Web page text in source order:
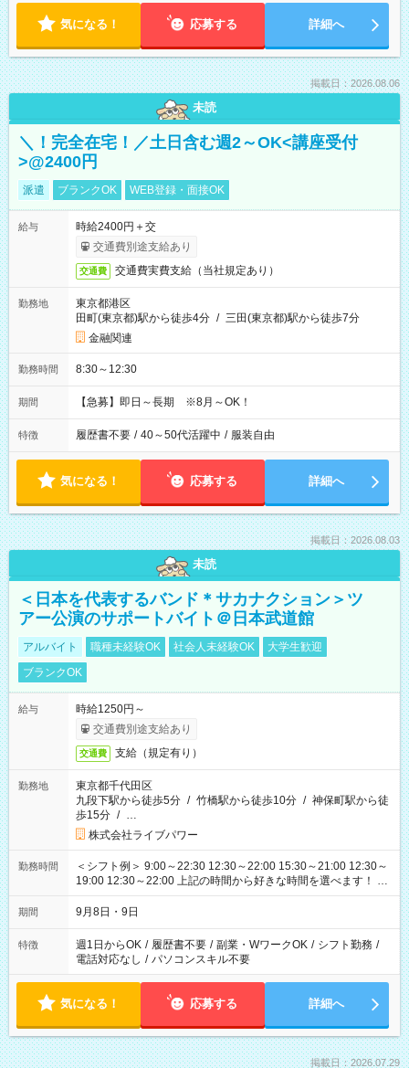
気になる！ 応募する 詳細へ
掲載日：2026.08.06
未読
＼！完全在宅！／土日含む週2～OK<講座受付
>@2400円
派遣 ブランクOK WEB登録・面接OK
給与
時給2400円＋交
交通費別途支給あり
交通費 交通費実費支給（当社規定あり）
勤務地
東京都港区
田町(東京都)駅から徒歩4分 / 三田(東京都)駅から徒歩7分
金融関連
勤務時間 8:30～12:30
期間 【急募】即日～長期 ※8月～OK！
特徴 履歴書不要 / 40～50代活躍中 / 服装自由
気になる！ 応募する 詳細へ
掲載日：2026.08.03
未読
＜日本を代表するバンド＊サカナクション＞ツ
アー公演のサポートバイト＠日本武道館
アルバイト 職種未経験OK 社会人未経験OK
大学生歓迎
ブランクOK
給与
時給1250円～
交通費別途支給あり
交通費 支給（規定有り）
勤務地
東京都千代田区
九段下駅から徒歩5分 / 竹橋駅から徒歩10分 / 神保町駅から徒
歩15分 / …
株式会社ライブパワー
勤務時間
＜シフト例＞ 9:00～22:30 12:30～22:00 15:30～21:00 12:30～
19:00 12:30～22:00 上記の時間から好きな時間を選べます！ ※
時間は変更となる可能性があります
期間 9月8日・9日
特徴 週1日からOK / 履歴書不要 / 副業・WワークOK / シフト勤務 /
電話対応なし / パソコンスキル不要
気になる！ 応募する 詳細へ
掲載日：2026.07.29